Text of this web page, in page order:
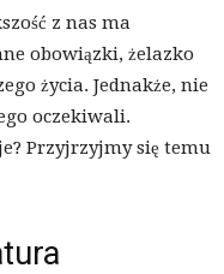
z nas ma
obowiązki, żelazko
życia. Jednakże, nie
oczekiwali.
Przyjrzyjmy się temu